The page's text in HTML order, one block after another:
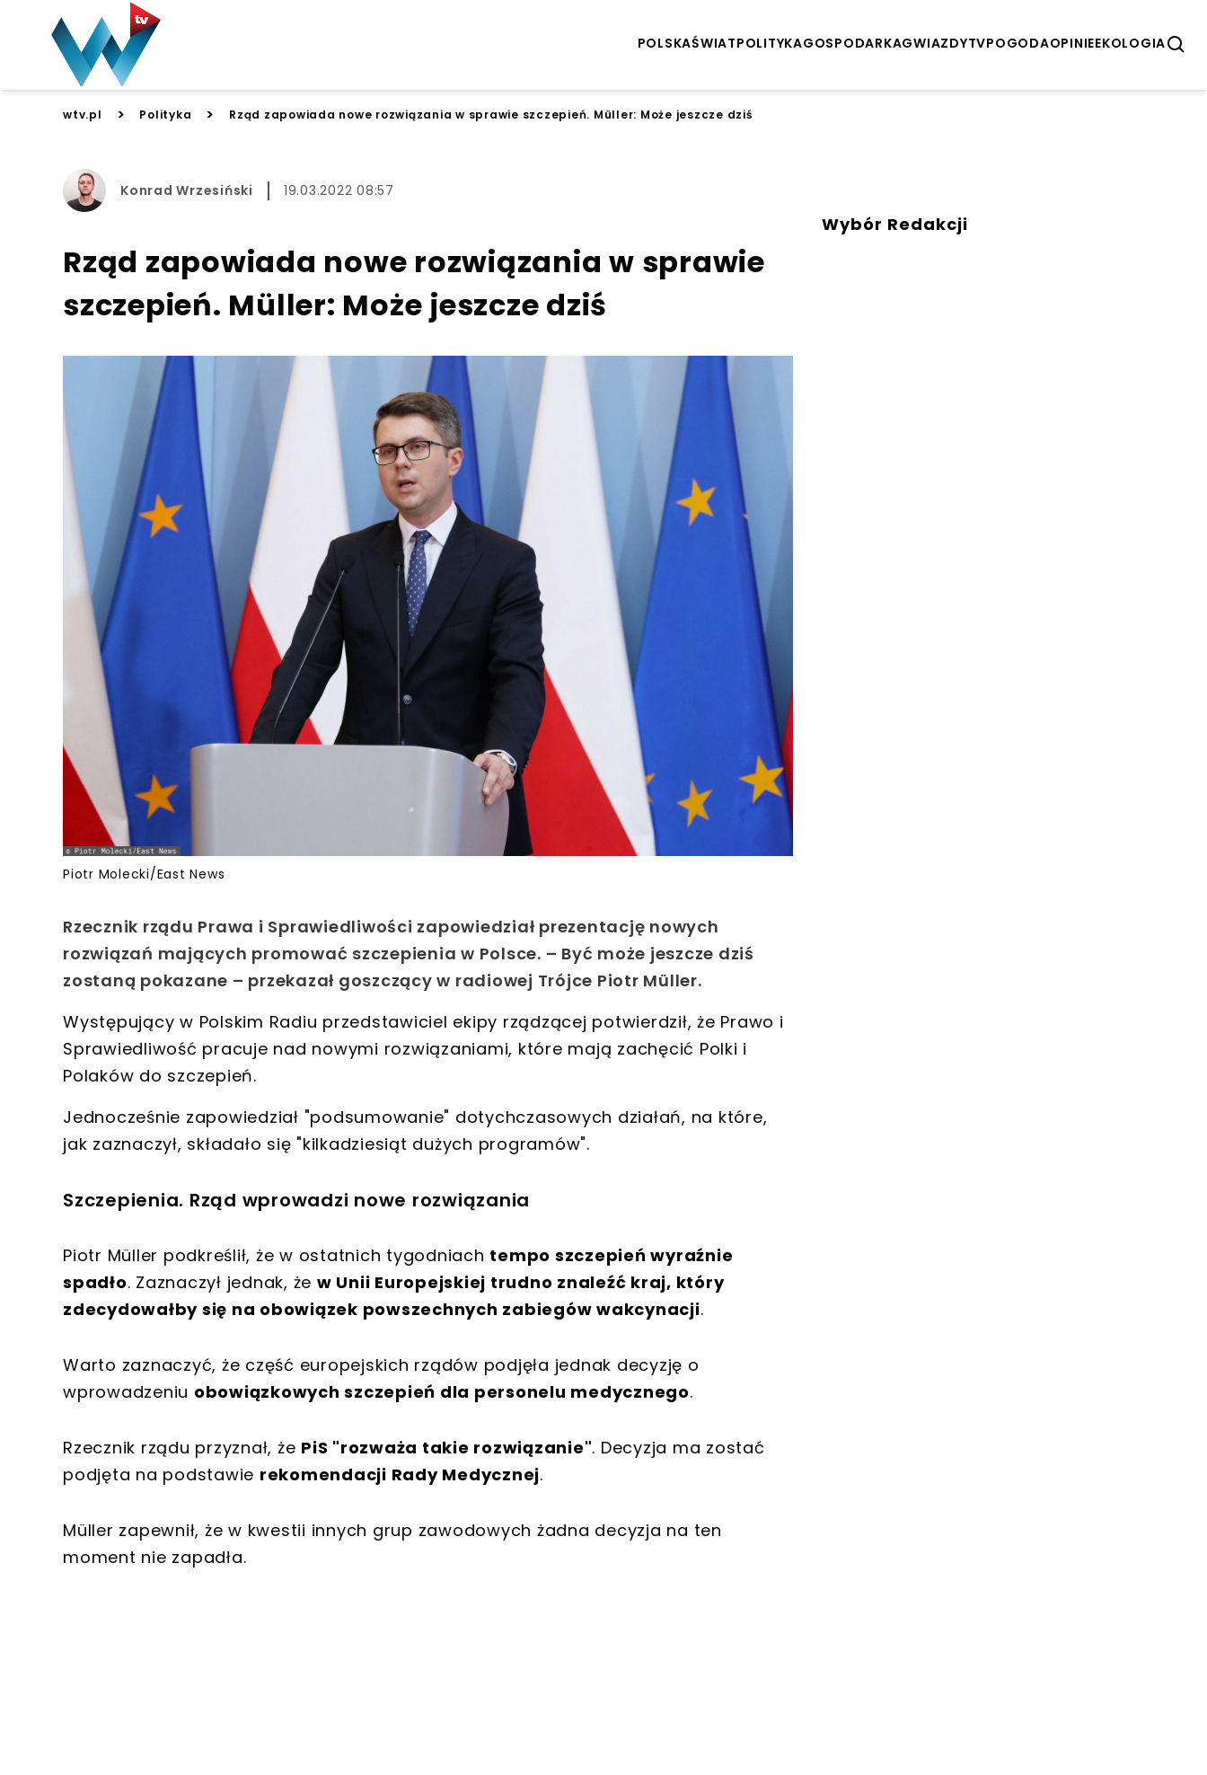
POLSKAŚWIATPOLITYKAGOSPODARKAGWIAZDYTVPOGODAOPINIEEKOLOGIA
wtv.pl > Polityka > Rząd zapowiada nowe rozwiązania w sprawie szczepień. Müller: Może jeszcze dziś
Konrad Wrzesiński 19.03.2022 08:57
Rząd zapowiada nowe rozwiązania w sprawie
szczepień. Müller: Może jeszcze dziś
Piotr Molecki/East News
Rzecznik rządu Prawa i Sprawiedliwości zapowiedział prezentację nowych
rozwiązań mających promować szczepienia w Polsce. – Być może jeszcze dziś
zostaną pokazane – przekazał goszczący w radiowej Trójce Piotr Müller.
Występujący w Polskim Radiu przedstawiciel ekipy rządzącej potwierdził, że Prawo i
Sprawiedliwość pracuje nad nowymi rozwiązaniami, które mają zachęcić Polki i
Polaków do szczepień.
Jednocześnie zapowiedział "podsumowanie" dotychczasowych działań, na które,
jak zaznaczył, składało się "kilkadziesiąt dużych programów".
Szczepienia. Rząd wprowadzi nowe rozwiązania
Piotr Müller podkreślił, że w ostatnich tygodniach tempo szczepień wyraźnie
spadło. Zaznaczył jednak, że w Unii Europejskiej trudno znaleźć kraj, który
zdecydowałby się na obowiązek powszechnych zabiegów wakcynacji.
Warto zaznaczyć, że część europejskich rządów podjęła jednak decyzję o
wprowadzeniu obowiązkowych szczepień dla personelu medycznego.
Rzecznik rządu przyznał, że PiS "rozważa takie rozwiązanie". Decyzja ma zostać
podjęta na podstawie rekomendacji Rady Medycznej.
Müller zapewnił, że w kwestii innych grup zawodowych żadna decyzja na ten
moment nie zapadła.
Wybór Redakcji